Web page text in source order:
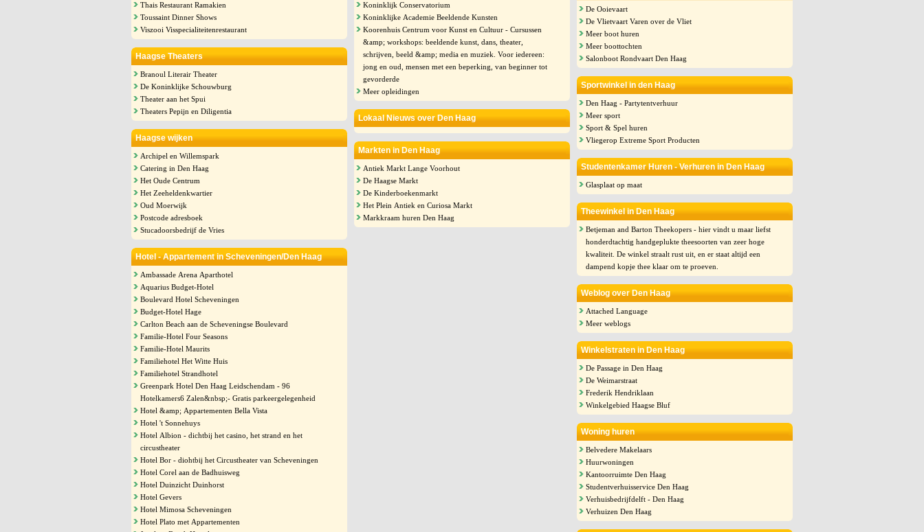
Thais Restaurant Ramakien
Toussaint Dinner Shows
Viszooi Visspecialiteitenrestaurant
Haagse Theaters
Branoul Literair Theater
De Koninklijke Schouwburg
Theater aan het Spui
Theaters Pepijn en Diligentia
Haagse wijken
Archipel en Willemspark
Catering in Den Haag
Het Oude Centrum
Het Zeeheldenkwartier
Oud Moerwijk
Postcode adresboek
Stucadoorsbedrijf de Vries
Hotel - Appartement in Scheveningen/Den Haag
Ambassade Arena Aparthotel
Aquarius Budget-Hotel
Boulevard Hotel Scheveningen
Budget-Hotel Hage
Carlton Beach aan de Scheveningse Boulevard
Familie-Hotel Four Seasons
Familie-Hotel Maurits
Familiehotel Het Witte Huis
Familiehotel Strandhotel
Greenpark Hotel Den Haag Leidschendam - 96
Hotelkamers6 Zalen&nbsp;- Gratis parkeergelegenheid
Hotel &amp; Appartementen Bella Vista
Hotel 't Sonnehuys
Hotel Albion - dichtbij het casino, het strand en het
circustheater
Hotel Bor - diohtbij het Circustheater van Scheveningen
Hotel Corel aan de Badhuisweg
Hotel Duinzicht Duinhorst
Hotel Gevers
Hotel Mimosa Scheveningen
Hotel Plato met Appartementen
Koninklijk Conservatorium
Koninklijke Academie Beeldende Kunsten
Koorenhuis Centrum voor Kunst en Cultuur - Cursussen
&amp; workshops: beeldende kunst, dans, theater,
schrijven, beeld &amp; media en muziek. Voor iedereen:
jong en oud, mensen met een beperking, van beginner tot
gevorderde
Meer opleidingen
Lokaal Nieuws over Den Haag
Markten in Den Haag
Antiek Markt Lange Voorhout
De Haagse Markt
De Kinderboekenmarkt
Het Plein Antiek en Curiosa Markt
Markkraam huren Den Haag
De Ooievaart
De Vlietvaart Varen over de Vliet
Meer boot huren
Meer boottochten
Salonboot Rondvaart Den Haag
Sportwinkel in den Haag
Den Haag - Partytentverhuur
Meer sport
Sport & Spel huren
Vliegerop Extreme Sport Producten
Studentenkamer Huren - Verhuren in Den Haag
Glasplaat op maat
Theewinkel in Den Haag
Betjeman and Barton Theekopers - hier vindt u maar liefst
honderdtachtig handgeplukte theesoorten van zeer hoge
kwaliteit. De winkel straalt rust uit, en er staat altijd een
dampend kopje thee klaar om te proeven.
Weblog over Den Haag
Attached Language
Meer weblogs
Winkelstraten in Den Haag
De Passage in Den Haag
De Weimarstraat
Frederik Hendriklaan
Winkelgebied Haagse Bluf
Woning huren
Belvedere Makelaars
Huurwoningen
Kantoorruimte Den Haag
Studentverhuisservice Den Haag
Verhuisbedrijfdelft - Den Haag
Verhuizen Den Haag